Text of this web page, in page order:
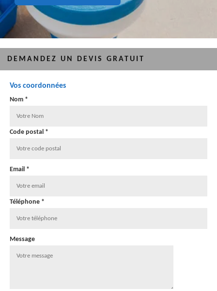
DEMANDEZ UN DEVIS GRATUIT
Vos coordonnées
Nom *
Code postal *
Email *
Téléphone *
Message